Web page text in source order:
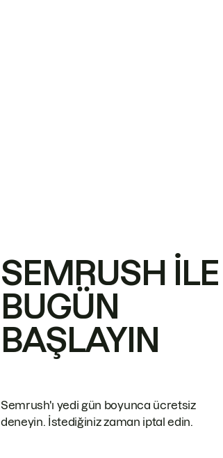
SEMRUSH ILE
BUGÜN
BAŞLAYIN
Semrush'ı yedi gün boyunca ücretsiz
deneyin. İstediğiniz zaman iptal edin.